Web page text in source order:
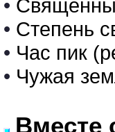
•
• Степень
• Час пик
• Чужая
Вместе